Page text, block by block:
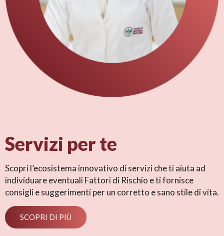
Servizi per te
Scopri l’ecosistema innovativo di servizi che ti aiuta ad
individuare eventuali Fattori di Rischio e ti fornisce
consigli e suggerimenti per un corretto e sano stile di vita.
SCOPRI DI PIÙ